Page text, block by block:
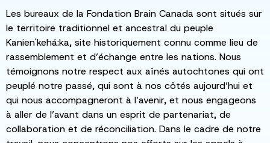
Les bureaux de la Fondation Brain Canada sont situés sur
le territoire traditionnel et ancestral du peuple
Kanien'kehá:ka, site historiquement connu comme lieu de
rassemblement et d’échange entre les nations. Nous
témoignons notre respect aux aînés autochtones qui ont
peuplé notre passé, qui sont à nos côtés aujourd’hui et
qui nous accompagneront à l’avenir, et nous engageons
à aller de l’avant dans un esprit de partenariat, de
collaboration et de réconciliation. Dans le cadre de notre